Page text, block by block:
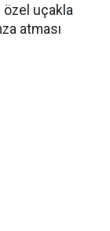
özel uçakla
atması